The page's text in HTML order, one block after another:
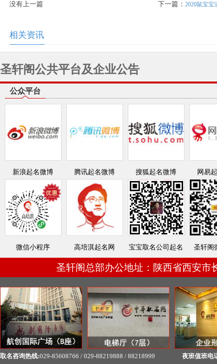
没有上一篇 下一篇：2020鼠宝宝
相关资讯
圣轩阁公共平台及企业公告
公众平台
新浪起名微博 腾讯起名微博 搜狐起名微博 网易
微信小程序 高培淇起名网 宝宝取名公司起名 圣轩阁
圣轩阁总部办公地址：陕西省西安
取名咨询热线:029-85608766 / 029-88219888 / 88218999
夜班值班电